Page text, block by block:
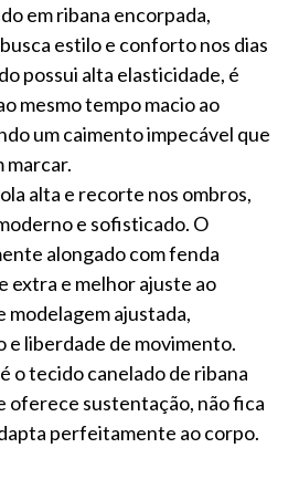
em ribana encorpada,
estilo e conforto nos dias
possui alta elasticidade, é
mesmo tempo macio ao
um caimento impecável que
marcar.
alta e recorte nos ombros,
e sofisticado. O
alongado com fenda
extra e melhor ajuste ao
modelagem ajustada,
liberdade de movimento.
o tecido canelado de ribana
oferece sustentação, não fica
perfeitamente ao corpo.